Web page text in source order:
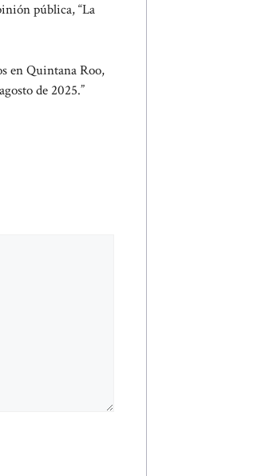
pública, “La
en Quintana Roo,
de 2025.”